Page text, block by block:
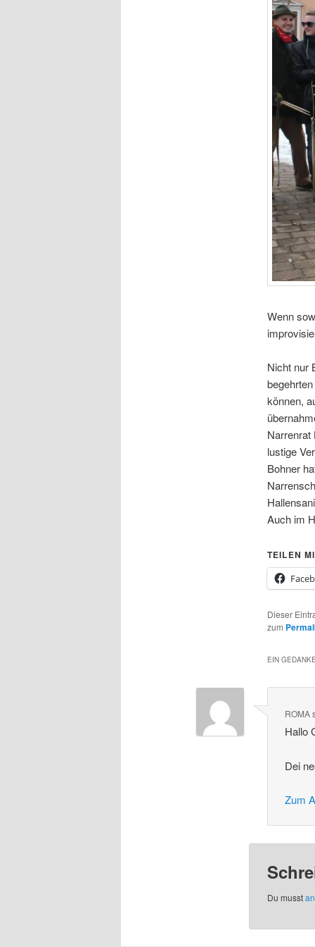
Wenn
Nicht nur
können,
Narrenrat
lustige
Bohner
Auch im
TEILEN
Dieser
zum
EIN
ROMA
Hallo
Dei
Zum
Du musst